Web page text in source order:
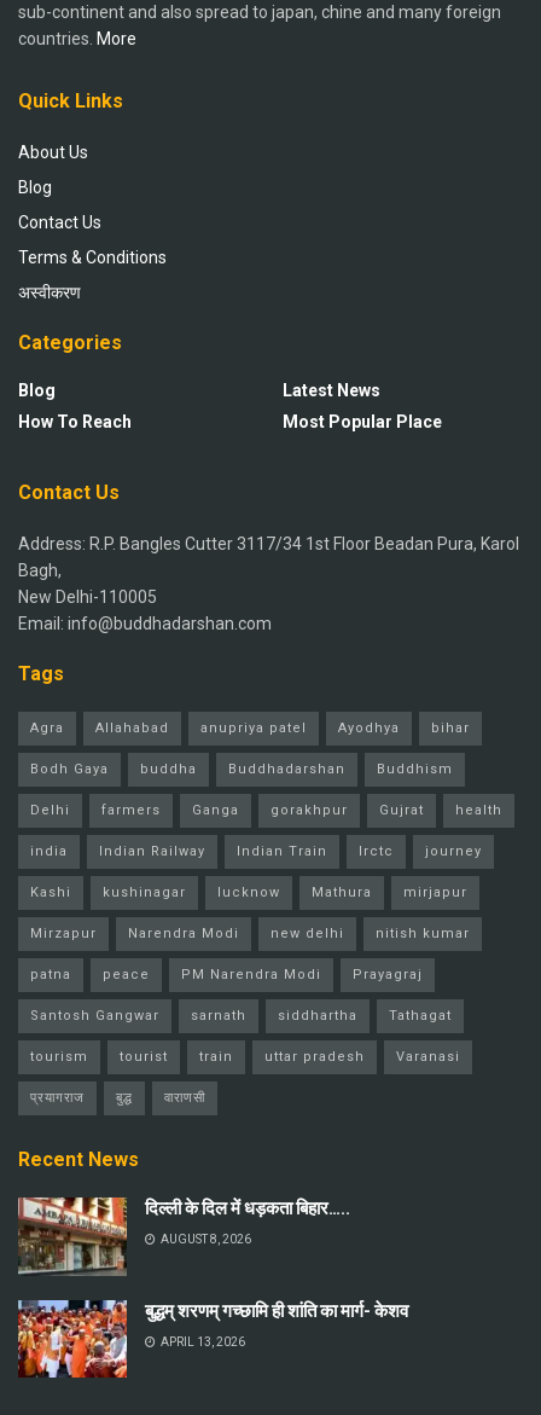
sub-continent and also spread to japan, chine and many foreign
countries. More
Quick Links
About Us
Blog
Contact Us
Terms & Conditions
अस्वीकरण
Categories
Blog
How To Reach
Latest News
Most Popular Place
Contact Us
Address: R.P. Bangles Cutter 3117/34 1st Floor Beadan Pura, Karol
Bagh,
New Delhi-110005
Email: info@buddhadarshan.com
Tags
Agra Allahabad anupriya patel Ayodhya bihar
Bodh Gaya buddha Buddhadarshan Buddhism
Delhi farmers Ganga gorakhpur Gujrat health
india Indian Railway Indian Train Irctc journey
Kashi kushinagar lucknow Mathura mirjapur
Mirzapur Narendra Modi new delhi nitish kumar
patna peace PM Narendra Modi Prayagraj
Santosh Gangwar sarnath siddhartha Tathagat
tourism tourist train uttar pradesh Varanasi
प्रयागराज बुद्ध वाराणसी
Recent News
दिल्ली के दिल में धड़कता बिहार…..
AUGUST 8, 2026
बुद्धम् शरणम् गच्छामि ही शांति का मार्ग- केशव
APRIL 13, 2026